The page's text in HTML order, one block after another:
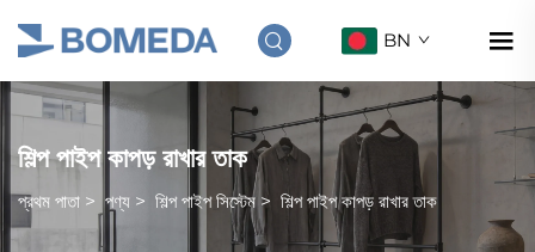
BN
শিল্প পাইপ কাপড় রাখার তাক
প্রথম পাতা > পণ্য > শিল্প পাইপ সিস্টেম > শিল্প পাইপ কাপড় রাখার তাক